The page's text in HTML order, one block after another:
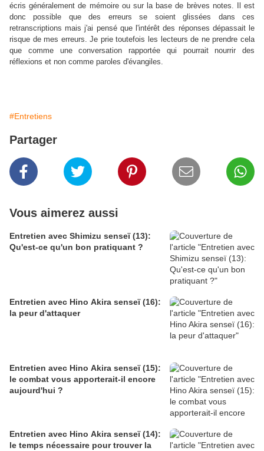
écris généralement de mémoire ou sur la base de brèves notes. Il est
donc possible que des erreurs se soient glissées dans ces
retranscriptions mais j'ai pensé que l'intérêt des réponses dépassait le
risque de mes erreurs. Je prie toutefois les lecteurs de ne prendre cela
que comme une conversation rapportée qui pourrait nourrir des
réflexions et non comme paroles d'évangiles.
#Entretiens
Partager
Vous aimerez aussi
Entretien avec Shimizu senseï (13):
Qu'est-ce qu'un bon pratiquant ?
Entretien avec Hino Akira senseï (16):
la peur d'attaquer
Entretien avec Hino Akira senseï (15):
le combat vous apporterait-il encore
aujourd'hui ?
Entretien avec Hino Akira senseï (14):
le temps nécessaire pour trouver la